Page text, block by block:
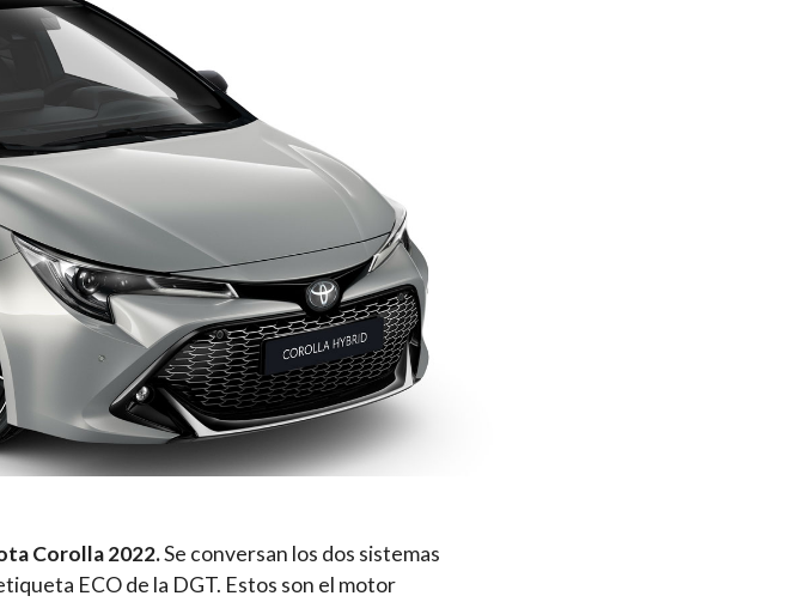
Corolla 2022.Se conversan los dos sistemas
ECO de la DGT. Estos son el motor